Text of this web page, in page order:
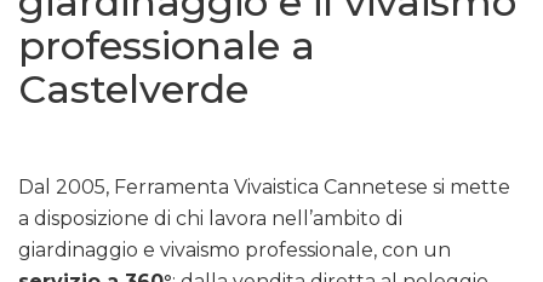
professionale a
Castelverde
Dal 2005, Ferramenta Vivaistica Cannetese si mette
a disposizione di chi lavora nell’ambito di
giardinaggio e vivaismo professionale, con un